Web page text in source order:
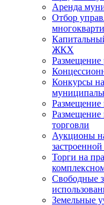
Аренда
Отбор
ЖКХ
Размещение
Конкурсы
Размещение
Размещение
торговли
Аукционы
Торги на
Свободные
Земельные